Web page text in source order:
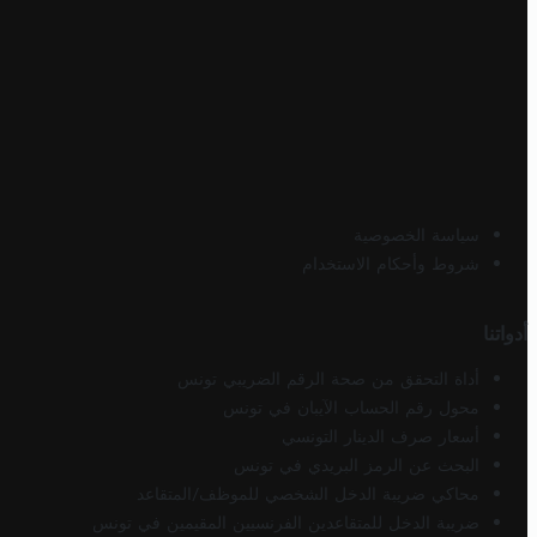
سياسة الخصوصية
شروط وأحكام الاستخدام
أدواتنا
أداة التحقق من صحة الرقم الضريبي تونس
محول رقم الحساب الآيبان في تونس
أسعار صرف الدينار التونسي
البحث عن الرمز البريدي في تونس
محاكي ضريبة الدخل الشخصي للموظف/المتقاعد
ضريبة الدخل للمتقاعدين الفرنسيين المقيمين في تونس